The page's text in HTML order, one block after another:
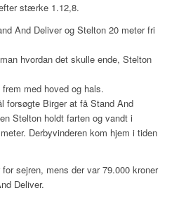
stærke 1.12,8.
And Deliver og Stelton 20 meter fri
hvordan det skulle ende, Stelton
med hoved og hals.
forsøgte Birger at få Stand And
Stelton holdt farten og vandt i
Derbyvinderen kom hjem i tiden
sejren, mens der var 79.000 kroner
Deliver.